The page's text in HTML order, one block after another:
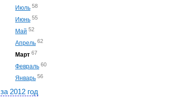
Июль 58
Июнь 55
Май 52
Апрель 62
Март 67
Февраль 60
Январь 56
за 2012 год